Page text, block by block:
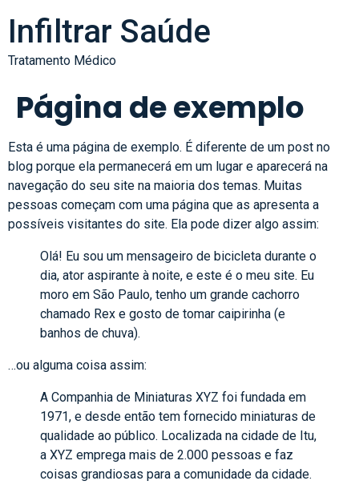
Infiltrar Saúde
Tratamento Médico
Página de exemplo
Esta é uma página de exemplo. É diferente de um post no
blog porque ela permanecerá em um lugar e aparecerá na
navegação do seu site na maioria dos temas. Muitas
pessoas começam com uma página que as apresenta a
possíveis visitantes do site. Ela pode dizer algo assim:
Olá! Eu sou um mensageiro de bicicleta durante o
dia, ator aspirante à noite, e este é o meu site. Eu
moro em São Paulo, tenho um grande cachorro
chamado Rex e gosto de tomar caipirinha (e
banhos de chuva).
…ou alguma coisa assim:
A Companhia de Miniaturas XYZ foi fundada em
1971, e desde então tem fornecido miniaturas de
qualidade ao público. Localizada na cidade de Itu,
a XYZ emprega mais de 2.000 pessoas e faz
coisas grandiosas para a comunidade da cidade.